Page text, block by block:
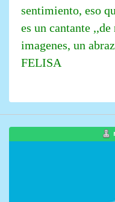
sentimiento, eso
es un cantante
imagenes, un
FELISA